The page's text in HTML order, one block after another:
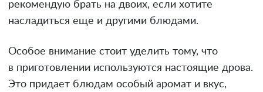
рекомендую брать на двоих, если хотите
насладиться еще и другими блюдами.
Особое внимание стоит уделить тому, что
в приготовлении используются настоящие дрова.
Это придает блюдам особый аромат и вкус,